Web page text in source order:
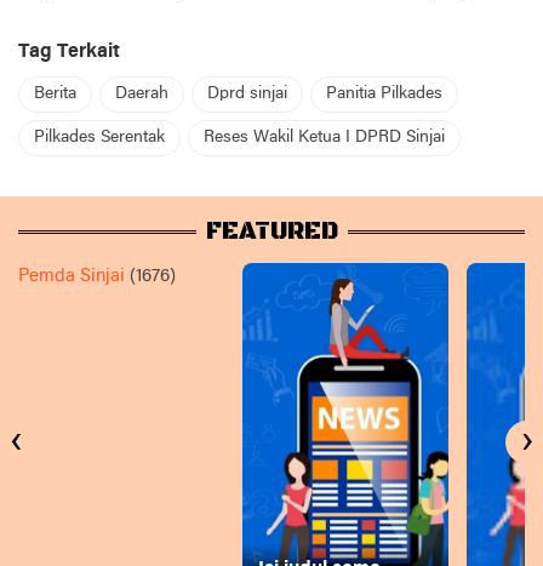
Tag Terkait
Berita Daerah Dprd sinjai Panitia Pilkades
Pilkades Serentak Reses Wakil Ketua I DPRD Sinjai
FEATURED
Pemda Sinjai (1676)
‹ ›